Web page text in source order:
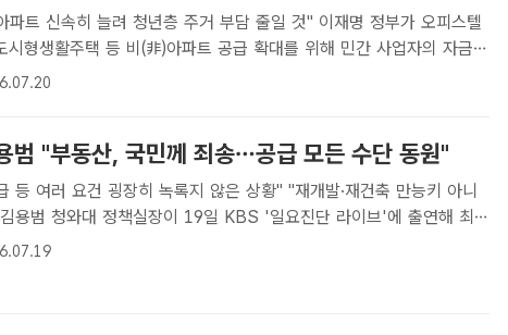
트 신속히 늘려 청년층 주거 부담 줄일 것" 이재명 정부가 오피스텔
시형생활주택 등 비(非)아파트 공급 확대를 위해 민간 사업자의 자금
을 줄이는 지원방안을 20일부터 전면 시행한다. /뉴시스[더팩트｜이중
범 "부동산, 국민께 죄송…공급 모든 수단 동원"
등 여러 요건 굉장히 녹록지 않은 상황" "재개발·재건축 만능키 아니
산 시장 상황과 관련해 "많은 국민들에게 죄송하다"며 "수급 등 여러 요